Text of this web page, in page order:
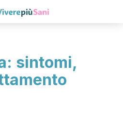
sintomi,